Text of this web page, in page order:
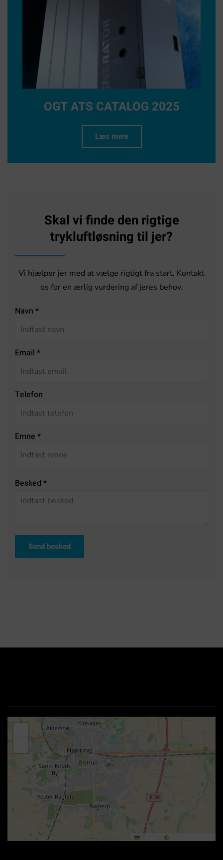
OGT ATS CATALOG 2025
Læs mere
Skal vi finde den rigtige
trykluftløsning til jer?
Vi hjælper jer med at vælge rigtigt fra start. Kontakt
os for en ærlig vurdering af jeres behov.
Navn *
Email *
Telefon
Emne *
Besked *
Send besked
| ©